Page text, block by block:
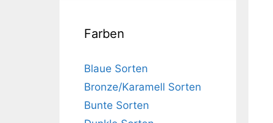
Farben
Blaue Sorten
Bronze/Karamell Sorten
Bunte Sorten